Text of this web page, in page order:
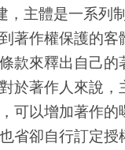
，主體是一系列
著作權保護的客
款來釋出自己的
於著作人來說，
可以增加著作的
省卻自行訂定授